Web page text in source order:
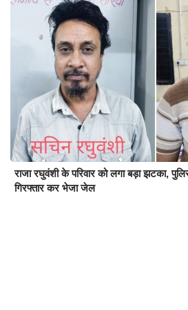
राजा रघुवंशी के परिवार को लगा बड़ा झटका,
गिरफ्तार कर भेजा जेल